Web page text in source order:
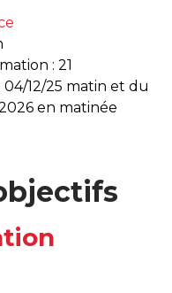
: 21
04/12/25 matin et du
en matinée